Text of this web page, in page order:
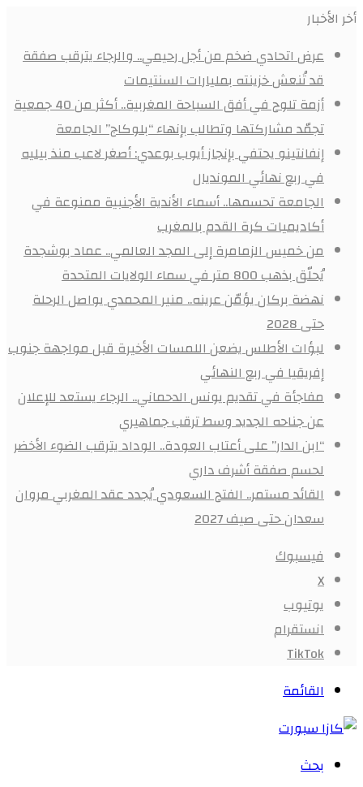
أخر الأخبار
عرض اتحادي ضخم من أجل رحيمي.. والرجاء يترقب صفقة
قد تُنعش خزينته بمليارات السنتيمات
أزمة تلوح في أفق السباحة المغربية.. أكثر من 40 جمعية
تجمّد مشاركتها وتطالب بإنهاء “بلوكاج” الجامعة
إنفانتينو يحتفي بإنجاز أيوب بوعدي: أصغر لاعب منذ بيليه
في ربع نهائي المونديال
الجامعة تحسمها.. أسماء الأندية الأجنبية ممنوعة في
أكاديميات كرة القدم بالمغرب
من خميس الزمامرة إلى المجد العالمي.. عماد بوشجدة
يُحلّق بذهب 800 متر في سماء الولايات المتحدة
نهضة بركان يؤمّن عرينه.. منير المحمدي يواصل الرحلة
حتى 2028
لبؤات الأطلس يضعن اللمسات الأخيرة قبل مواجهة جنوب
إفريقيا في ربع النهائي
مفاجأة في تقديم يونس الدحماني.. الرجاء يستعد للإعلان
عن جناحه الجديد وسط ترقب جماهيري
“ابن الدار” على أعتاب العودة.. الوداد يترقب الضوء الأخضر
لحسم صفقة أشرف داري
القائد مستمر.. الفتح السعودي يُجدد عقد المغربي مروان
سعدان حتى صيف 2027
فيسبوك
X
يوتيوب
انستقرام
‫TikTok
القائمة
بحث